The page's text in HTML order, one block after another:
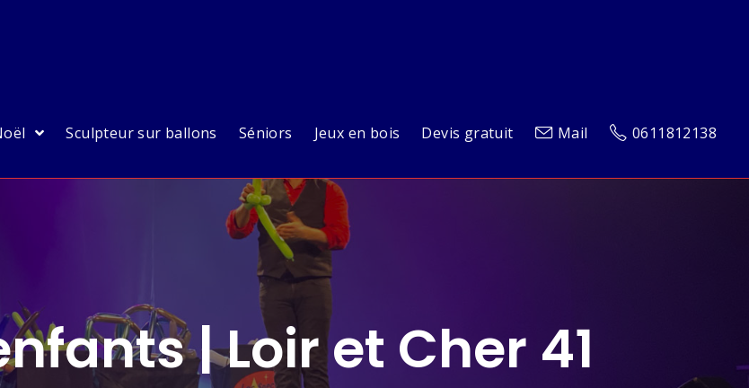
Sculpteur sur ballons Séniors Jeux en bois Devis gratuit Mail 0611812138
| Loir et Cher 41